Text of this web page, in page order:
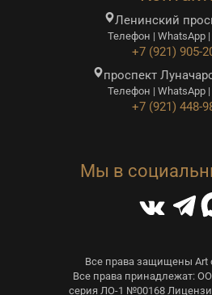
Ленинский
Телефон | WhatsApp |
+7 (921) 905-
проспект
Телефон | WhatsApp |
+7 (921) 448-
Мы в
Все права защищены Art
Все права принадлежат:
серия ЛО-1 №00168